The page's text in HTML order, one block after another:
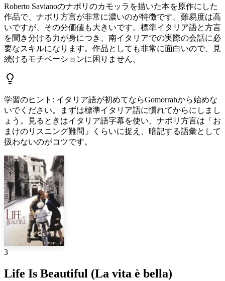
Roberto Savianoのナポリのカモッラを描いた本を原作にした
作品で、ナポリ方言が非常に濃いのが特徴です。難易度は高
いですが、その分価値も大きいです。標準イタリア語と方言
を聞き分ける力が身につき、南イタリアでの実際の会話に必
要なスキルになります。作品としても非常に面白いので、見
続けるモチベーションに困りません。
学習のヒント : イタリア語が初めてならGomorrahから始めな
いでください。まずは標準イタリア語に慣れてからにしまし
ょう。見るときはイタリア語字幕を使い、ナポリ方言は「お
まけのリスニング難問」くらいに捉え、暗記する語彙として
扱わないのがコツです。
3
Life Is Beautiful (La vita è bella)